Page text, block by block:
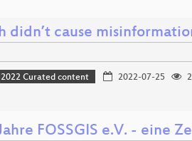
didn’t cause
Curated content 2022-07-25
FOSSGIS e.V. - eine